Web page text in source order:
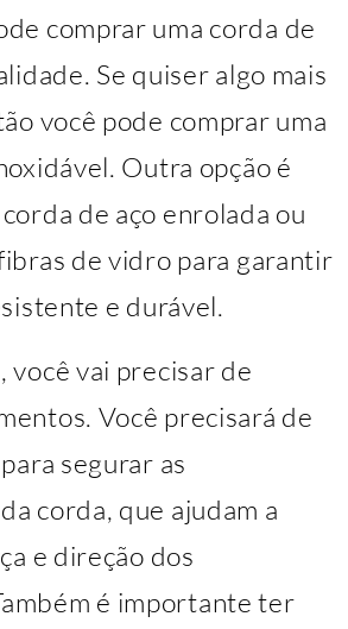
comprar uma corda de
Se quiser algo mais
você pode comprar uma
Outra opção é
de aço enrolada ou
de vidro para garantir
e durável.
você vai precisar de
Você precisará de
segurar as
corda, que ajudam a
e direção dos
é importante ter